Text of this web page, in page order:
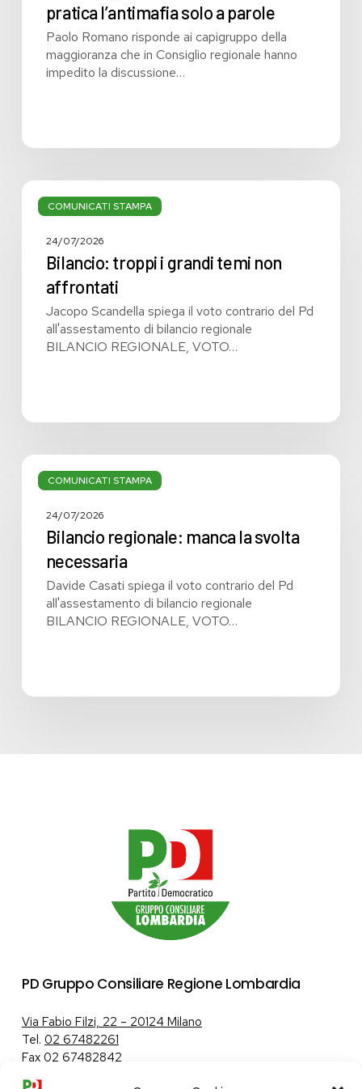
pratica l’antimafia solo a parole
Paolo Romano risponde ai capigruppo della
maggioranza che in Consiglio regionale hanno
impedito la discussione…
COMUNICATI STAMPA
Bilancio:
troppi
grandi
affrontati
24/07/2026
Bilancio: troppi i grandi temi non
affrontati
Jacopo Scandella spiega il voto contrario del Pd
all'assestamento di bilancio regionale
BILANCIO REGIONALE, VOTO…
COMUNICATI STAMPA
Bilancio
regionale:
svolta
24/07/2026
Bilancio regionale: manca la svolta
necessaria
Davide Casati spiega il voto contrario del Pd
all'assestamento di bilancio regionale
BILANCIO REGIONALE, VOTO…
PD Gruppo Consiliare Regione Lombardia
Via Fabio Filzi, 22 – 20124 Milano
Tel. 02 67482261
Fax 02 67482842